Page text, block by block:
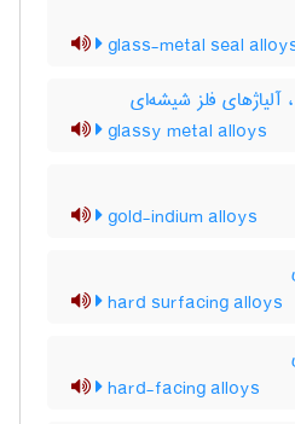
glass-metal seal
آلیاژهای فلز شیشه‌ای
glassy metal alloys
gold-indium alloys
hard surfacing alloys
hard-facing alloys